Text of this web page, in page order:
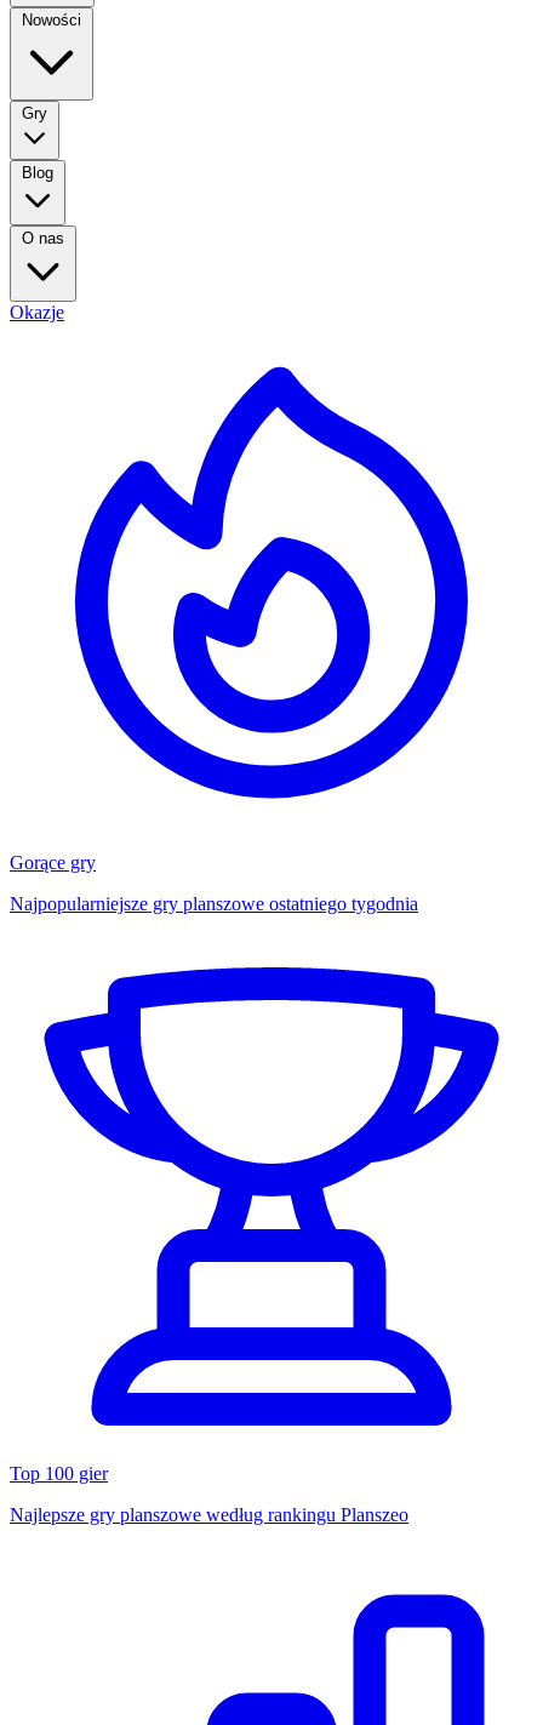
Nowości
Gry
Blog
O nas
Okazje
Gorące gry
Najpopularniejsze gry planszowe ostatniego tygodnia
Top 100 gier
Najlepsze gry planszowe według rankingu Planszeo